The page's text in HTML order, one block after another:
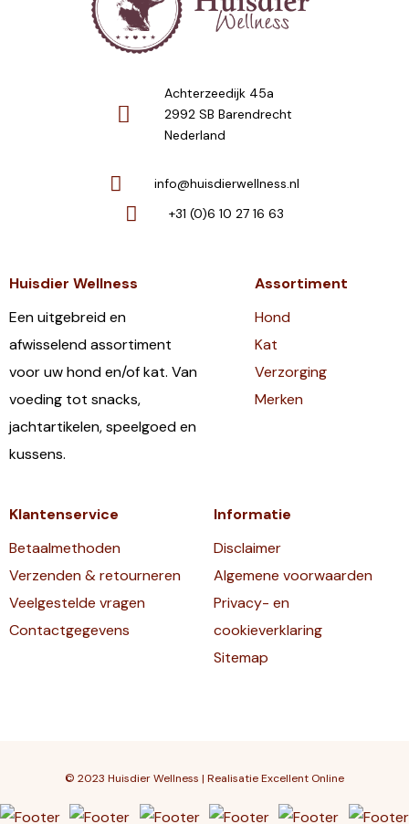
Achterzeedijk 45a
2992 SB Barendrecht
Nederland
info@huisdierwellness.nl
+31 (0)6 10 27 16 63
Huisdier Wellness
Een uitgebreid en
afwisselend assortiment
voor uw hond en/of kat. Van
voeding tot snacks,
jachtartikelen, speelgoed en
kussens.
Assortiment
Hond
Kat
Verzorging
Merken
Klantenservice
Betaalmethoden
Verzenden & retourneren
Veelgestelde vragen
Contactgegevens
Informatie
Disclaimer
Algemene voorwaarden
Privacy- en
cookieverklaring
Sitemap
© 2023 Huisdier Wellness | RealisatieExcellent Online